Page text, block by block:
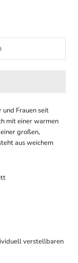
und Frauen seit
mit einer warmen
großen,
aus weichem
verstellbaren